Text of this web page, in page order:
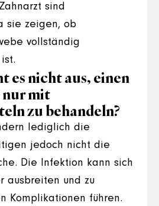
sind
sie zeigen, ob
vollständig
es nicht aus, einen
nur mit
zu behandeln?
lediglich die
jedoch nicht die
Die Infektion kann sich
ausbreiten und zu
Komplikationen führen.